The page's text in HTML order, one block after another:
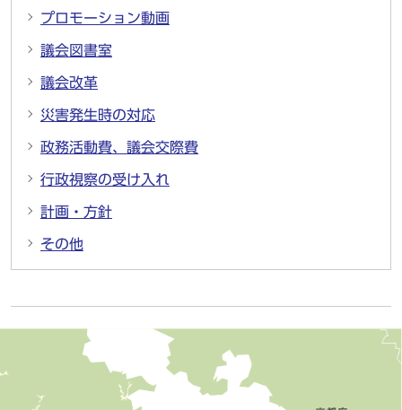
プロモーション動画
議会図書室
議会改革
災害発生時の対応
政務活動費、議会交際費
行政視察の受け入れ
計画・方針
その他